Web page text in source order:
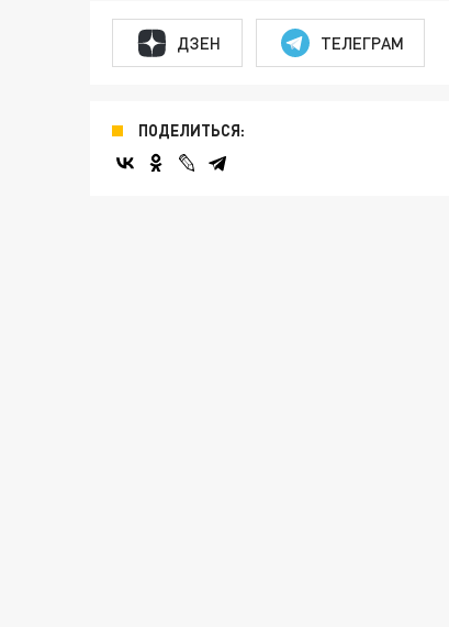
ДЗЕН ТЕЛЕГРАМ
ПОДЕЛИТЬСЯ: